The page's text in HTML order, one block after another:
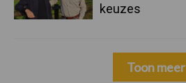
keuzes
Toon meer